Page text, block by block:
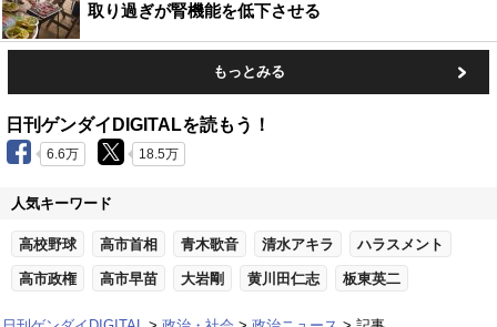
取り過ぎが腎機能を低下させる
もっとみる
日刊ゲンダイDIGITALを読もう！
6.6万 18.5万
人気キーワード
高校野球 高市首相 青木歌音 清水アキラ ハラスメント
高市政権 高市早苗 大岩剛 黄川田仁志 板東英二